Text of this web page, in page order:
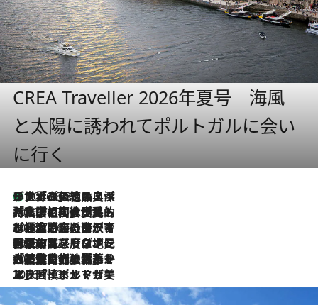
CREA Traveller 2026年夏号 海風
と太陽に誘われてポルトガルに会い
に行く
2026.8.8
リスボンの絶品スイーツ「パステル・デ・ナタ」とは？ポルトガル伝統の奥深い世界へ
2026.7.27
「私の祖国はポルトガル語です」国民的詩人フェルナンド・ペソアと、彼が愛した文学の街を歩く
2026.7.26
ポルトガル近海が育む極上の海の幸。キリリと冷えた白ワインと愉しむ、シーフード専門店の贅沢
2026.7.22
伝統の味をモダンに昇華。高感度な地元客が集う、リスボンの最旬ガストロノミー
2026.7.21
大航海時代の栄華から、震災、独裁、そして革命へ。ポルトガル・首都リスボンの石畳に刻まれた「歴史の光と影」
2026.7.13
エッセイ・ヤマザキマリ「慎ましくも美しき国 ポルトガル」